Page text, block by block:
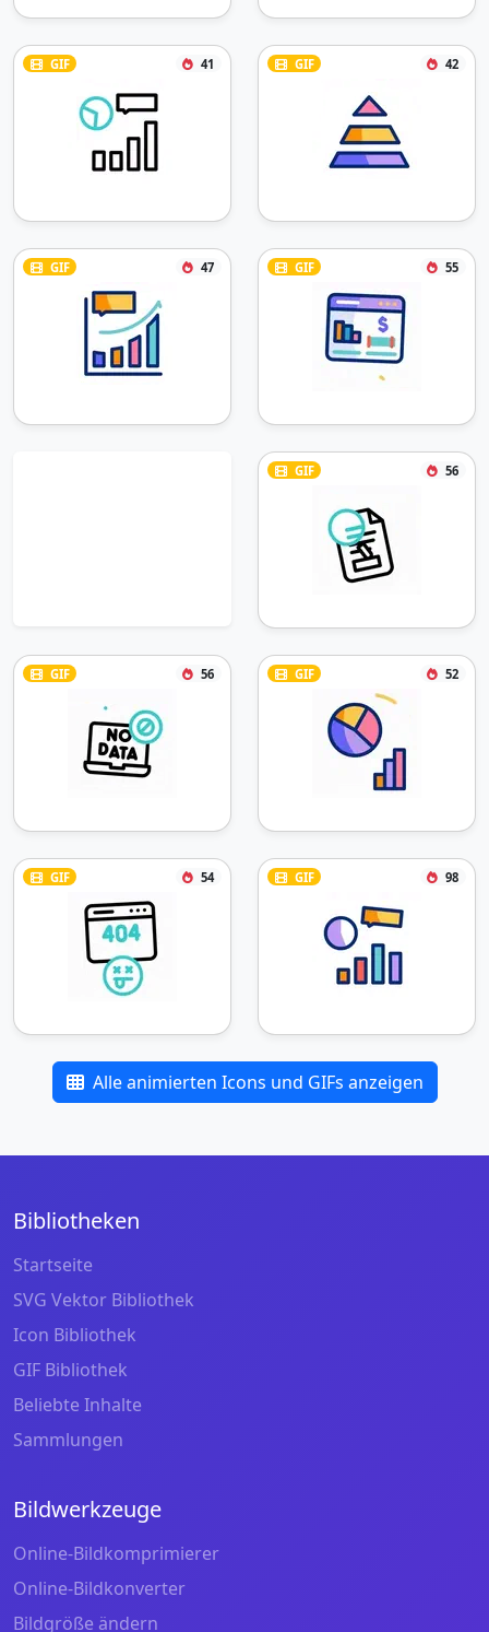
GIF 41 GIF 42
GIF 47 GIF 55
GIF 56
GIF 56 GIF 52
GIF 54 GIF 98
Alle animierten Icons und GIFs anzeigen
Bibliotheken
Startseite
SVG Vektor Bibliothek
Icon Bibliothek
GIF Bibliothek
Beliebte Inhalte
Sammlungen
Bildwerkzeuge
Online-Bildkomprimierer
Online-Bildkonverter
Bildgröße ändern